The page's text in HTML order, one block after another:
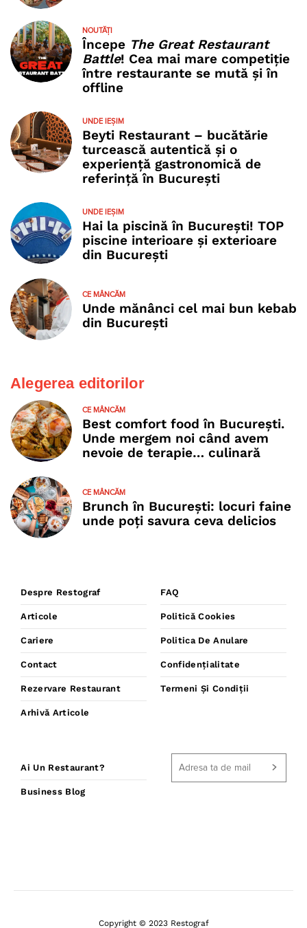
NOUTĂȚI
Începe The Great Restaurant
Battle! Cea mai mare competiție
între restaurante se mută și în
offline
UNDE IEȘIM
Beyti Restaurant – bucătărie
turcească autentică și o
experiență gastronomică de
referință în București
UNDE IEȘIM
Hai la piscină în București! TOP
piscine interioare și exterioare
din București
CE MÂNCĂM
Unde mănânci cel mai bun kebab
din București
Alegerea editorilor
CE MÂNCĂM
Best comfort food în București.
Unde mergem noi când avem
nevoie de terapie… culinară
CE MÂNCĂM
Brunch în București: locuri faine
unde poţi savura ceva delicios
Despre Restograf
Articole
Cariere
Contact
Rezervare Restaurant
Arhivă Articole
FAQ
Politică Cookies
Politica De Anulare
Confidențialitate
Termeni Și Condiții
Ai Un Restaurant?
Business Blog
Copyright © 2023 Restograf